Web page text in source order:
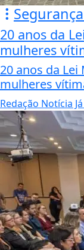
20 anos da
mulheres
20 anos da Lei
mulheres
Redação Notícia Já